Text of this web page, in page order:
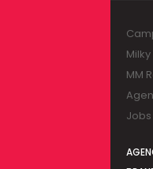
MM
Jobs